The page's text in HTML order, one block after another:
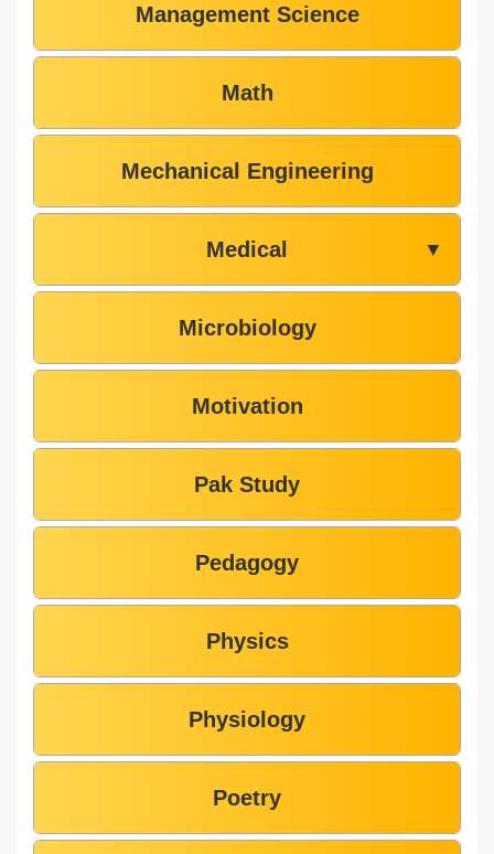
Management Science
Math
Mechanical Engineering
Medical ▼
Microbiology
Motivation
Pak Study
Pedagogy
Physics
Physiology
Poetry